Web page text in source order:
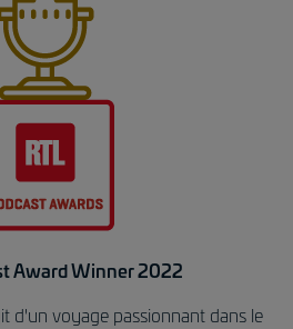
Award Winner 2022
d'un voyage passionnant dans le